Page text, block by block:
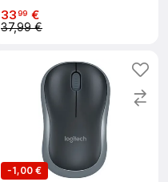
3399 €
37,99 €
-1,00 €